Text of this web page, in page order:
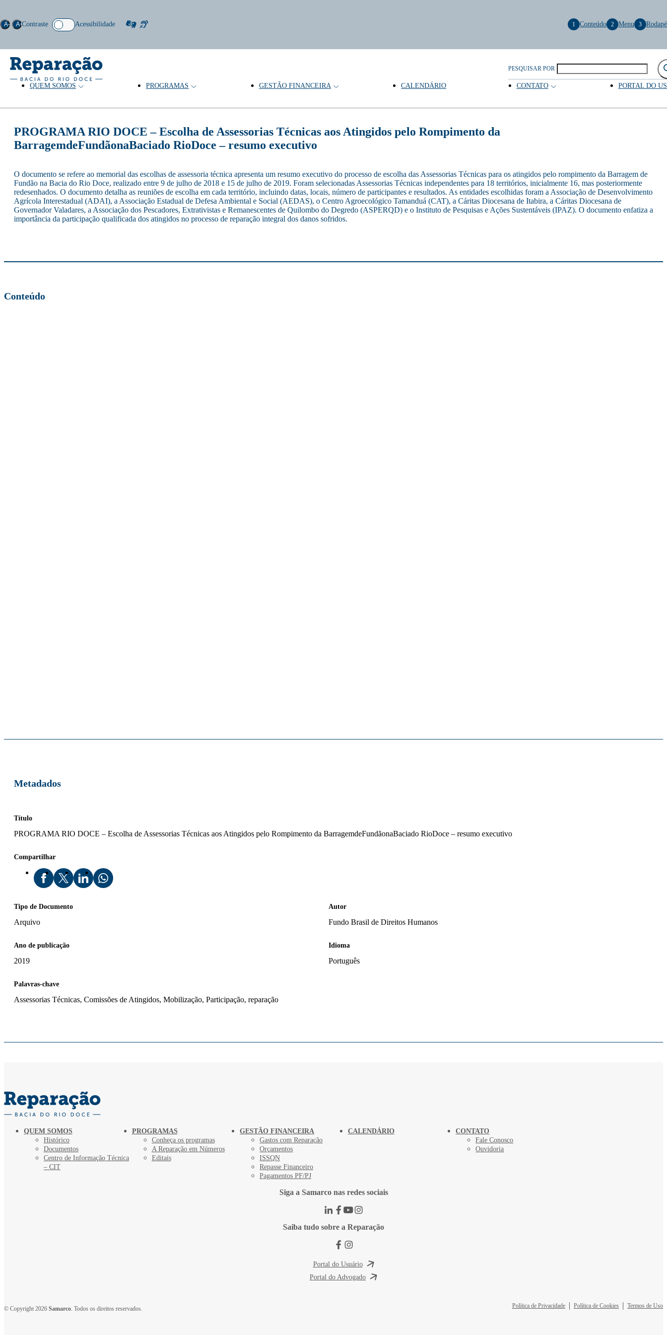
PESQUISAR POR
QUEM SOMOS PROGRAMAS GESTÃO FINANCEIRA CALENDÁRIO CONTATO PORTAL DO
Acessibilidade
A- A+Contraste 1 Conteúdo 2 Menu 3 Rodapé
PROGRAMA RIO DOCE – Escolha de Assessorias Técnicas aos Atingidos pelo Rompimento da
BarragemdeFundãonaBaciado RioDoce – resumo executivo
O documento se refere ao memorial das escolhas de assessoria técnica apresenta um resumo executivo do processo de escolha das Assessorias Técnicas para os atingidos pelo rompimento da Barragem de
Fundão na Bacia do Rio Doce, realizado entre 9 de julho de 2018 e 15 de julho de 2019. Foram selecionadas Assessorias Técnicas independentes para 18 territórios, inicialmente 16, mas posteriormente
redesenhados. O documento detalha as reuniões de escolha em cada território, incluindo datas, locais, número de participantes e resultados. As entidades escolhidas foram a Associação de Desenvolvimento
Agrícola Interestadual (ADAI), a Associação Estadual de Defesa Ambiental e Social (AEDAS), o Centro Agroecológico Tamanduá (CAT), a Cáritas Diocesana de Itabira, a Cáritas Diocesana de
Governador Valadares, a Associação dos Pescadores, Extrativistas e Remanescentes de Quilombo do Degredo (ASPERQD) e o Instituto de Pesquisas e Ações Sustentáveis (IPAZ). O documento enfatiza a
importância da participação qualificada dos atingidos no processo de reparação integral dos danos sofridos.
Conteúdo
Metadados
Título
PROGRAMA RIO DOCE – Escolha de Assessorias Técnicas aos Atingidos pelo Rompimento da BarragemdeFundãonaBaciado RioDoce – resumo executivo
Compartilhar
Tipo de Documento
Arquivo
Autor
Fundo Brasil de Direitos Humanos
Ano de publicação
2019
Idioma
Português
Palavras-chave
Assessorias Técnicas, Comissões de Atingidos, Mobilização, Participação, reparação
QUEM SOMOS
Histórico
Documentos
Centro de Informação Técnica
– CIT
PROGRAMAS
Conheça os programas
A Reparação em Números
Editais
GESTÃO FINANCEIRA
Gastos com Reparação
Orçamentos
ISSQN
Repasse Financeiro
Pagamentos PF/PJ
CALENDÁRIO
CONTATO
Fale Conosco
Ouvidoria
Siga a Samarco nas redes sociais
Saiba tudo sobre a Reparação
Portal do Usuário
Portal do Advogado
© Copyright 2026 Samarco. Todos os direitos reservados. Política de Privacidade Política de Cookies Termos de Uso